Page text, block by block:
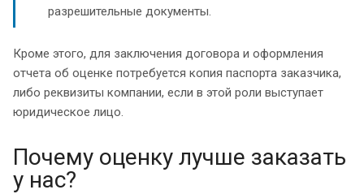
разрешительные документы.
Кроме этого, для заключения договора и оформления
отчета об оценке потребуется копия паспорта заказчика,
либо реквизиты компании, если в этой роли выступает
юридическое лицо.
Почему оценку лучше заказать
у нас?